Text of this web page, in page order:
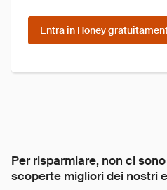
Entra in Honey
Per risparmiare, non ci
scoperte migliori dei nostri